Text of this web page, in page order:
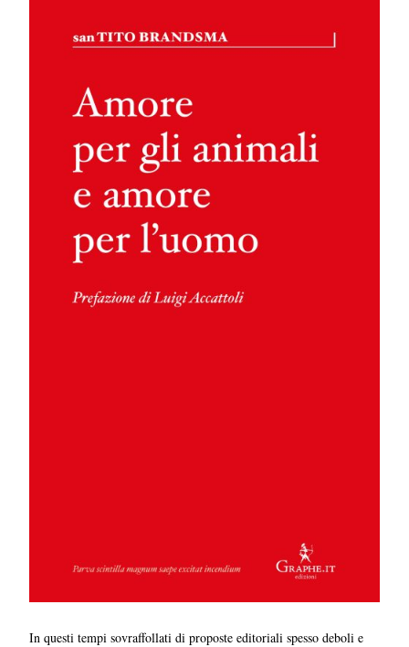
In questi tempi sovraffollati di proposte editoriali spesso deboli e